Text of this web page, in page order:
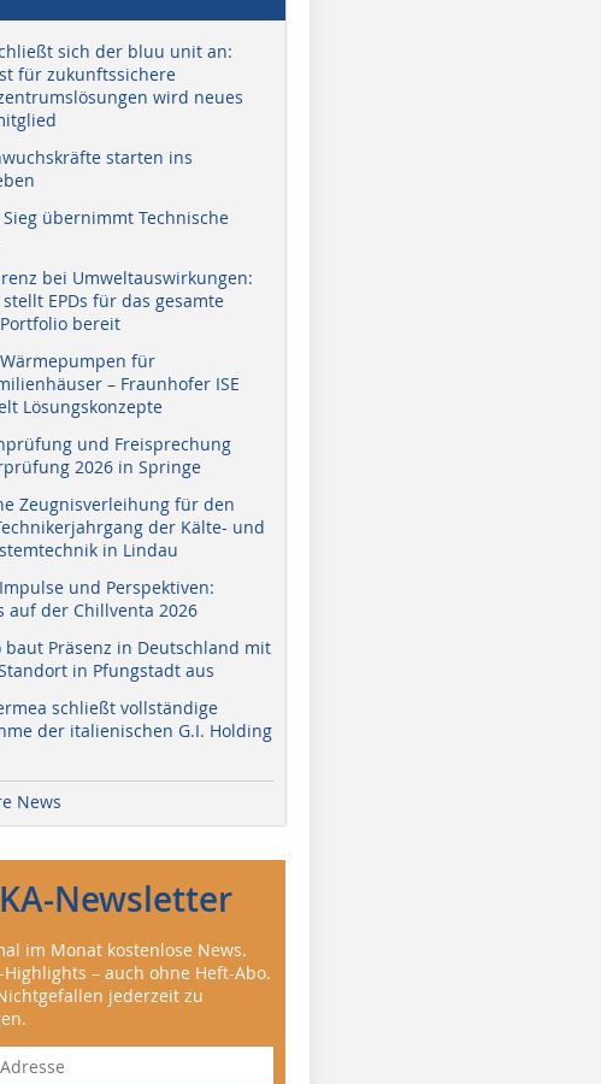
sich der bluu unit an:
für zukunftssichere
wird neues
starten ins
übernimmt Technische
bei Umweltauswirkungen:
stellt EPDs für das gesamte
bereit
für
– Fraunhofer ISE
Lösungskonzepte
und Freisprechung
2026 in Springe
Zeugnisverleihung für den
der Kälte- und
in Lindau
und Perspektiven:
auf der Chillventa 2026
baut Präsenz in Deutschland mit
in Pfungstadt aus
schließt vollständige
der italienischen G.I. Holding
News
Newsletter
im Monat kostenlose News.
– auch ohne Heft-Abo.
jederzeit zu